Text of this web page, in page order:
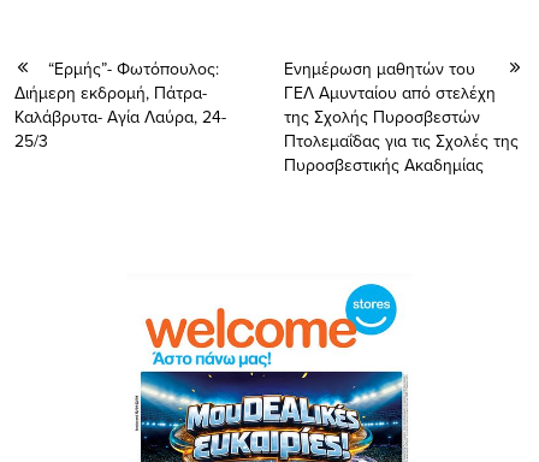
“Ερμής”- Φωτόπουλος:
Διήμερη εκδρομή, Πάτρα-
Καλάβρυτα- Αγία Λαύρα, 24-
25/3
Ενημέρωση μαθητών του
ΓΕΛ Αμυνταίου από στελέχη
της Σχολής Πυροσβεστών
Πτολεμαΐδας για τις Σχολές της
Πυροσβεστικής Ακαδημίας